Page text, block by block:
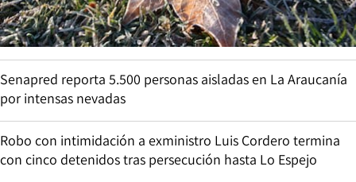
Senapred reporta 5.500 personas aisladas en La Araucanía
por intensas nevadas
Robo con intimidación a exministro Luis Cordero termina
con cinco detenidos tras persecución hasta Lo Espejo